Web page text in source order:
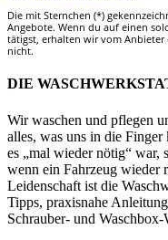
Die mit Sternchen (*)
Angebote. Wenn du auf einen
tätigst, erhalten wir vom Anbieter
nicht.
DIE
Wir waschen und pflegen
alles, was uns in die
es „mal wieder nötig“ war,
wenn ein Fahrzeug wieder
Leidenschaft ist die
Tipps, praxisnahe
Schrauber- und Waschbox-